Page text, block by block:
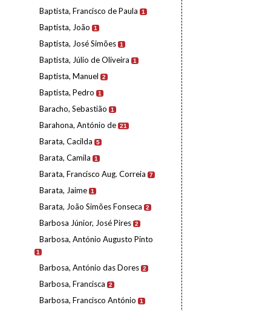
Baptista, Francisco de Paula 1
Baptista, João 1
Baptista, José Simões 1
Baptista, Júlio de Oliveira 1
Baptista, Manuel 2
Baptista, Pedro 1
Baracho, Sebastião 1
Barahona, António de 21
Barata, Cacilda 5
Barata, Camila 1
Barata, Francisco Aug. Correia 7
Barata, Jaime 1
Barata, João Simões Fonseca 2
Barbosa Júnior, José Pires 2
Barbosa, António Augusto Pinto
1
Barbosa, António das Dores 2
Barbosa, Francisca 2
Barbosa, Francisco António 1